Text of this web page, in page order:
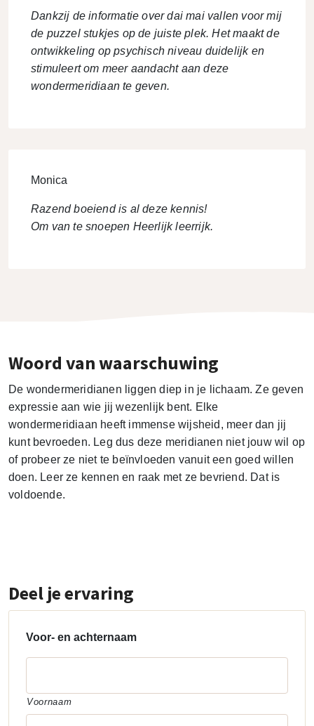
Dankzij de informatie over dai mai vallen voor mij
de puzzel stukjes op de juiste plek. Het maakt de
ontwikkeling op psychisch niveau duidelijk en
stimuleert om meer aandacht aan deze
wondermeridiaan te geven.
Monica
Razend boeiend is al deze kennis!
Om van te snoepen Heerlijk leerrijk.
Woord van waarschuwing
De wondermeridianen liggen diep in je lichaam. Ze geven
expressie aan wie jij wezenlijk bent. Elke
wondermeridiaan heeft immense wijsheid, meer dan jij
kunt bevroeden. Leg dus deze meridianen niet jouw wil op
of probeer ze niet te beïnvloeden vanuit een goed willen
doen. Leer ze kennen en raak met ze bevriend. Dat is
voldoende.
Deel je ervaring
Voor- en achternaam
Voornaam